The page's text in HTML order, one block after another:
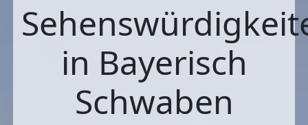
in Bayerisch
Schwaben